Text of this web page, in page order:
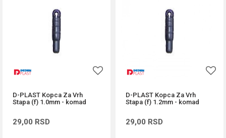
D-PLAST Kopca Za Vrh
Stapa (f) 1.0mm - komad
29,00 RSD
D-PLAST Kopca Za Vrh
Stapa (f) 1.2mm - komad
29,00 RSD